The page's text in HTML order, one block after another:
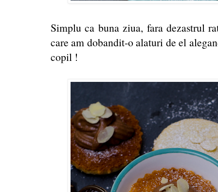
Simplu ca buna ziua, fara dezastrul
care am dobandit-o alaturi de el
copil !